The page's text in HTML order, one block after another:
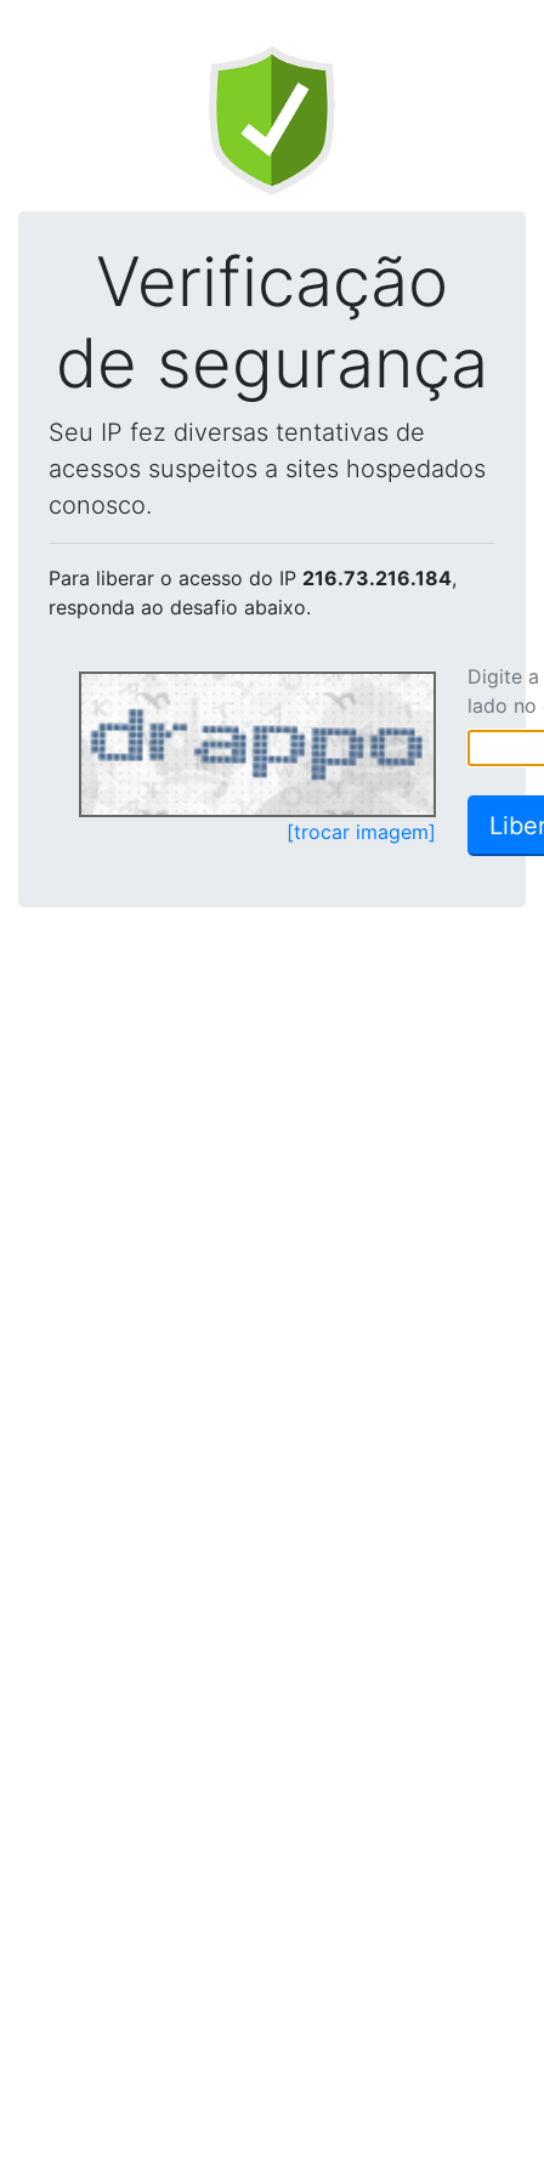
Verificação
de segurança
Seu IP fez diversas tentativas de
acessos suspeitos a sites hospedados
conosco.
Para liberar o acesso do IP 216.73.216.184,
responda ao desafio abaixo.
[trocar imagem]
Digite
lado no